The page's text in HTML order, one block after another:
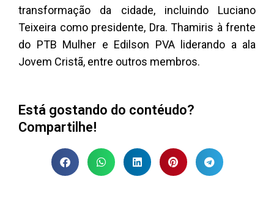
transformação da cidade, incluindo Luciano
Teixeira como presidente, Dra. Thamiris à frente
do PTB Mulher e Edilson PVA liderando a ala
Jovem Cristã, entre outros membros.
Está gostando do contéudo?
Compartilhe!